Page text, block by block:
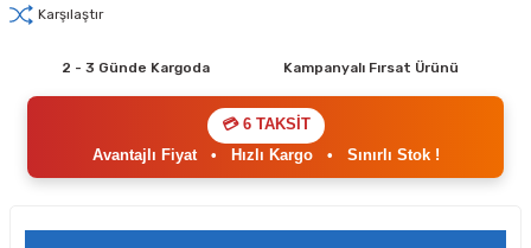
Karşılaştır
2 - 3 Günde Kargoda Kampanyalı Fırsat Ürünü
💳 6 TAKSİT
Avantajlı Fiyat• Hızlı Kargo• Sınırlı Stok !